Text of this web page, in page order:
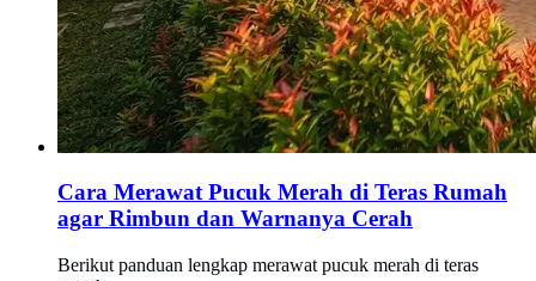
Cara Merawat Pucuk Merah di Teras Rumah
agar Rimbun dan Warnanya Cerah
Berikut panduan lengkap merawat pucuk merah di teras